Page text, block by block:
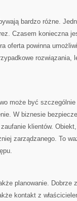
bardzo różne.
Czasem konieczna
oferta powinna
rozwiązania,
może być
W biznesie
klientów.
zarządzanego. To
planowanie. Dobrze
kontakt z